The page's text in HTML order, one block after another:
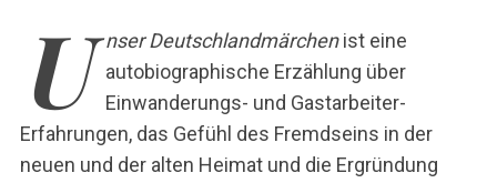
U nser Deutschlandmärchenist eine
autobiographische Erzählung über
Einwanderungs- und Gastarbeiter-
Erfahrungen, das Gefühl des Fremdseins in der
neuen und der alten Heimat und die Ergründung